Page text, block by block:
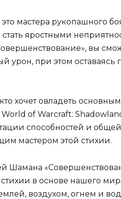
мастера рукопашного
яростными
вы
урон, при этом
хочет овладеть
of Warcraft:
способностей и
мастером этой стихии.
Шамана
в основе нашего
воздухом, огнем и